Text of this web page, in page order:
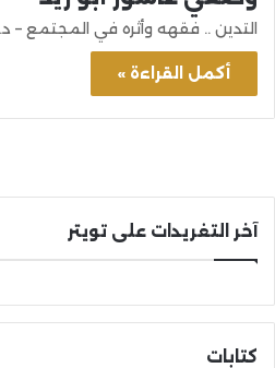
التدين .. فقهه وأثره في المجتمع –
أكمل القراءة »
آخر التغريدات على تويتر
كتابات